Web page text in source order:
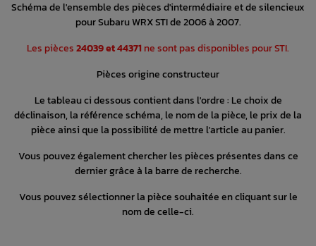
Schéma de l'ensemble des pièces d'intermédiaire et de silencieux
pour Subaru WRX STI de 2006 à 2007.
Les pièces24039 et 44371 ne sont pas disponibles pour STI.
Pièces origine constructeur
Le tableau ci dessous contient dans l'ordre : Le choix de
déclinaison, la référence schéma, le nom de la pièce, le prix de la
pièce ainsi que la possibilité de mettre l'article au panier.
Vous pouvez également chercher les pièces présentes dans ce
dernier grâce à la barre de recherche.
Vous pouvez sélectionner la pièce souhaitée en cliquant sur le
nom de celle-ci.